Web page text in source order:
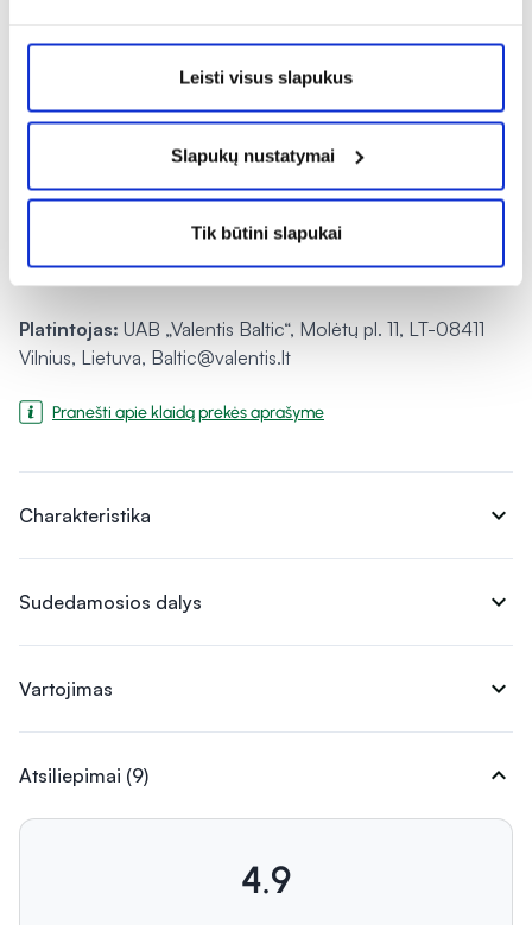
Leisti visus slapukus
Slapukų nustatymai
Tik būtini slapukai
turėtų produktą vartoti tik prižiūrimi gydytojo. Jei turite kokių
nors sveikatos problemų, kreipkitės į gydytoją dėl šio
Laikymo sąlygos:Laikyti sausoje, vaikams nepasiekiamoje,
tamsioje vietoje, ne aukštesnėje kaip 25 °C temperatūroje.
Valentis AG, CH-6982 Agno-Lugano,
Šveicarija.
Platintojas: UAB „Valentis Baltic“, Molėtų pl. 11, LT-08411
Vilnius, Lietuva, Baltic@valentis.lt
Pranešti apie klaidą prekės aprašyme
Charakteristika expand_more
Sudedamosios dalys expand_more
Vartojimas expand_more
Atsiliepimai (9) expand_more
4.9